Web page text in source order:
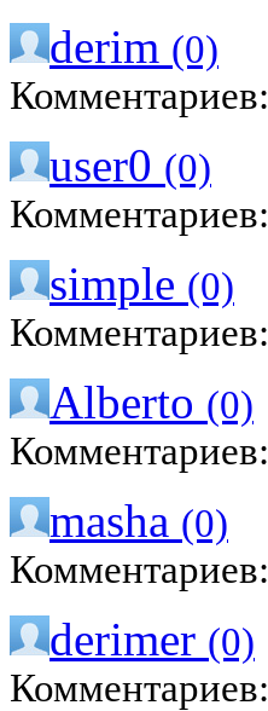
derim (0)
user0 (0)
simple (0)
Alberto (0)
masha (0)
derimer (0)